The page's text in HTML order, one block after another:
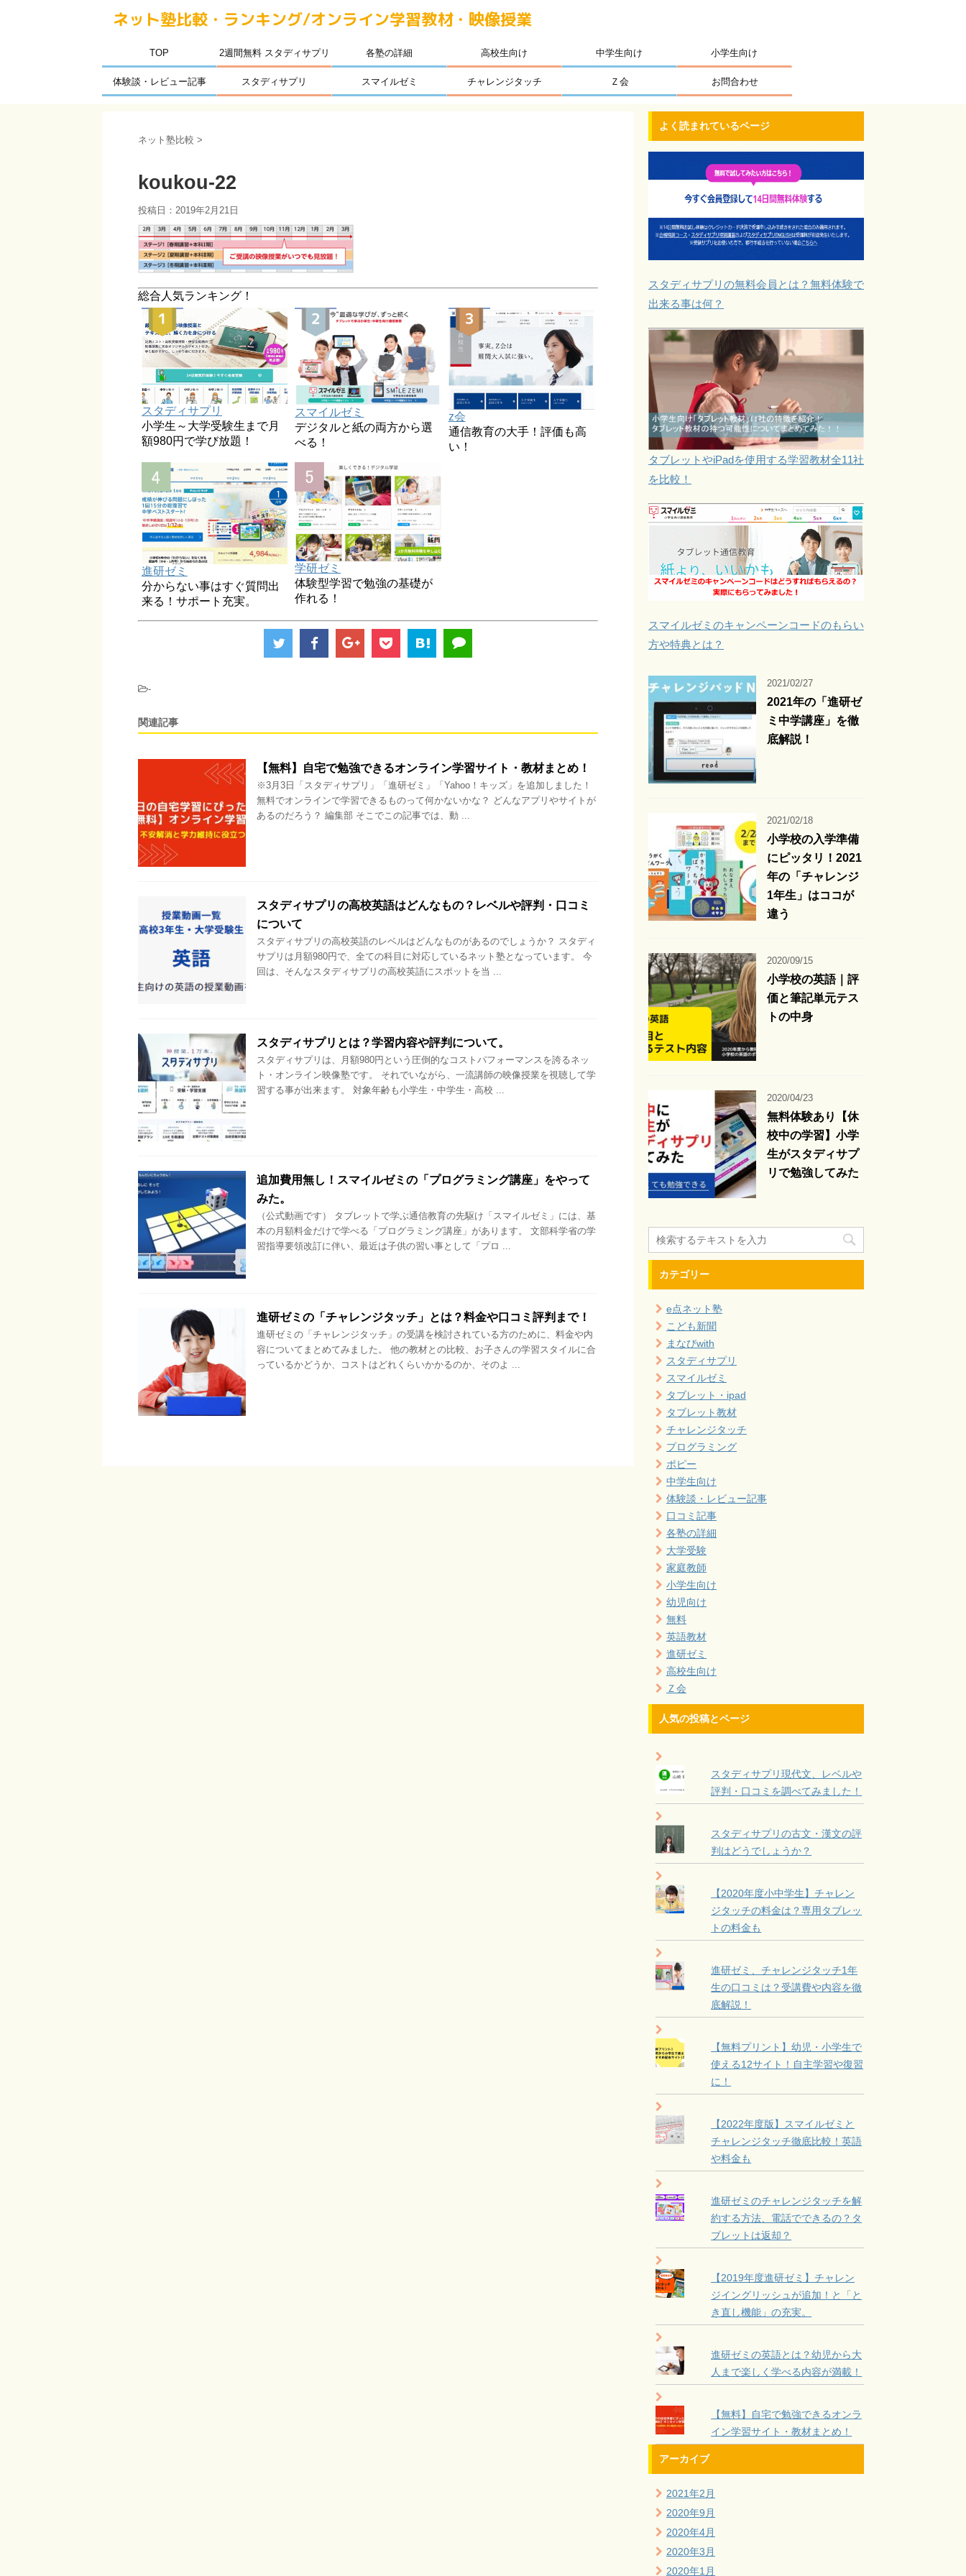
ネット塾比較・ランキング/オンライン学習教材・映像授業
TOP 2週間無料 スタディサプリ 各塾の詳細 高校生向け 中学生向け 小学生向け
体験談・レビュー記事 スタディサプリ スマイルゼミ チャレンジタッチ Ｚ会 お問合わせ
ネット塾比較 >
koukou-22
投稿日： 2019年2月21日
総合人気ランキング！
スタディサプリ
小学生～大学受験生まで月
額980円で学び放題！
スマイルゼミ
デジタルと紙の両方から選
べる！
z会
通信教育の大手！評価も高
い！
進研ゼミ
分からない事はすぐ質問出
来る！サポート充実。
学研ゼミ
体験型学習で勉強の基礎が
作れる！
-
関連記事
【無料】自宅で勉強できるオンライン学習サイト・教材まとめ！
※3月3日「スタディサプリ」「進研ゼミ」「Yahoo！キッズ」を追加しました！
無料でオンラインで学習できるものって何かないかな？ どんなアプリやサイトが
あるのだろう？ 編集部 そこでこの記事では、動 ...
スタディサプリの高校英語はどんなもの？レベルや評判・口コミ
について
スタディサプリの高校英語のレベルはどんなものがあるのでしょうか？ スタディ
サプリは月額980円で、全ての科目に対応しているネット塾となっています。 今
回は、そんなスタディサプリの高校英語にスポットを当 ...
スタディサプリとは？学習内容や評判について。
スタディサプリは、月額980円という圧倒的なコストパフォーマンスを誇るネッ
ト・オンライン映像塾です。 それでいながら、一流講師の映像授業を視聴して学
習する事が出来ます。 対象年齢も小学生・中学生・高校 ...
追加費用無し！スマイルゼミの「プログラミング講座」をやって
みた。
（公式動画です） タブレットで学ぶ通信教育の先駆け「スマイルゼミ」には、基
本の月額料金だけで学べる「プログラミング講座」があります。 文部科学省の学
習指導要領改訂に伴い、最近は子供の習い事として「プロ ...
進研ゼミの「チャレンジタッチ」とは？料金や口コミ評判まで！
進研ゼミの「チャレンジタッチ」の受講を検討されている方のために、料金や内
容についてまとめてみました。 他の教材との比較、お子さんの学習スタイルに合
っているかどうか、コストはどれくらいかかるのか、そのよ ...
よく読まれているページ
スタディサプリの無料会員とは？無料体験で
出来る事は何？
タブレットやiPadを使用する学習教材全11社
を比較！
スマイルゼミのキャンペーンコードのもらい
方や特典とは？
2021/02/27
2021年の「進研ゼ
ミ中学講座」を徹
底解説！
2021/02/18
小学校の入学準備
にピッタリ！2021
年の「チャレンジ
1年生」はココが
違う
2020/09/15
小学校の英語｜評
価と筆記単元テス
トの中身
2020/04/23
無料体験あり【休
校中の学習】小学
生がスタディサプ
リで勉強してみた
カテゴリー
e点ネット塾
こども新聞
まなびwith
スタディサプリ
スマイルゼミ
タブレット・ipad
タブレット教材
チャレンジタッチ
プログラミング
ポピー
中学生向け
体験談・レビュー記事
口コミ記事
各塾の詳細
大学受験
家庭教師
小学生向け
幼児向け
無料
英語教材
進研ゼミ
高校生向け
Ｚ会
人気の投稿とページ
スタディサプリ現代文、レベルや
評判・口コミを調べてみました！
スタディサプリの古文・漢文の評
判はどうでしょうか？
【2020年度小中学生】チャレン
ジタッチの料金は？専用タブレッ
トの料金も
進研ゼミ、チャレンジタッチ1年
生の口コミは？受講費や内容を徹
底解説！
【無料プリント】幼児・小学生で
使える12サイト！自主学習や復習
に！
【2022年度版】スマイルゼミと
チャレンジタッチ徹底比較！英語
や料金も
進研ゼミのチャレンジタッチを解
約する方法、電話でできるの？タ
ブレットは返却？
【2019年度進研ゼミ】チャレン
ジイングリッシュが追加！と「と
き直し機能」の充実。
進研ゼミの英語とは？幼児から大
人まで楽しく学べる内容が満載！
【無料】自宅で勉強できるオンラ
イン学習サイト・教材まとめ！
アーカイブ
2021年2月
2020年9月
2020年4月
2020年3月
2020年1月